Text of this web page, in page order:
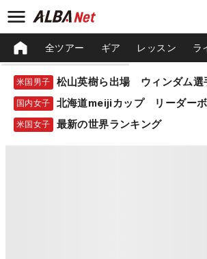
全ツアー ギア レッスン ラ
米国男子
国内女子 北海道meijiカップ リーダー
米国女子 最新の世界ランキング